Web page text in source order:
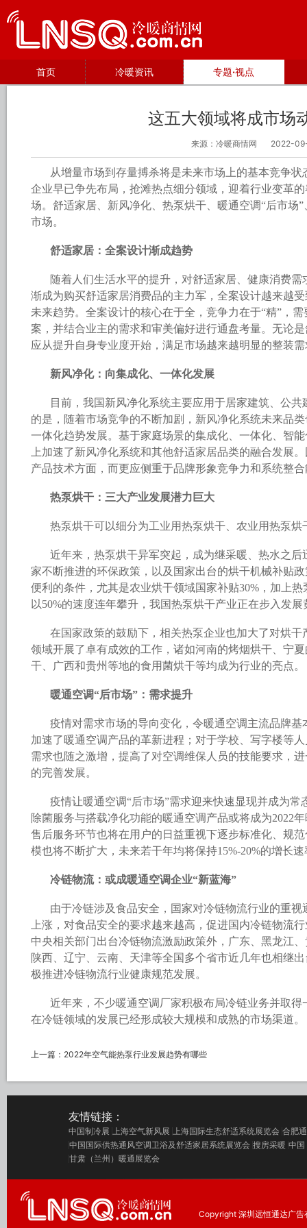
首页 冷暖资讯 专题·视点
这五大领域将成市场
来源：冷暖商情网 2022-
从增量市场到存量搏杀将是未来市场上的基本竞争
企业早已争先布局，抢滩热点细分领域，迎着行业变革
场。舒适家居、新风净化、热泵烘干、暖通空调“后市场
市场。
舒适家居：全案设计渐成趋势
随着人们生活水平的提升，对舒适家居、健康消费
渐成为购买舒适家居消费品的主力军，全案设计越来越
未来趋势。全案设计的核心在于全，竞争力在于“精”，
案，并结合业主的需求和审美偏好进行通盘考量。无论
应从提升自身专业度开始，满足市场越来越明显的整装
新风净化：向集成化、一体化发展
目前，我国新风净化系统主要应用于居家建筑、公
的是，随着市场竞争的不断加剧，新风净化系统未来品
一体化趋势发展。基于家庭场景的集成化、一体化、智
上加速了新风净化系统和其他舒适家居品类的融合发展
产品技术方面，而更应侧重于品牌形象竞争力和系统整
热泵烘干：三大产业发展潜力巨大
热泵烘干可以细分为工业用热泵烘干、农业用热泵烘
近年来，热泵烘干异军突起，成为继采暖、热水之
家不断推进的环保政策，以及国家出台的烘干机械补贴
便利的条件，尤其是农业烘干领域国家补贴30%，加上
以50%的速度连年攀升，我国热泵烘干产业正在步入发展
在国家政策的鼓励下，相关热泵企业也加大了对烘
领域开展了卓有成效的工作，诸如河南的烤烟烘干、宁
干、广西和贵州等地的食用菌烘干等均成为行业的亮点。
暖通空调“后市场”：需求提升
疫情对需求市场的导向变化，令暖通空调主流品牌
加速了暖通空调产品的革新进程；对于学校、写字楼等
需求也随之激增，提高了对空调维保人员的技能要求，
的完善发展。
疫情让暖通空调“后市场”需求迎来快速显现并成为
除菌服务与搭载净化功能的暖通空调产品或将成为2022
售后服务环节也将在用户的日益重视下逐步标准化、规
模也将不断扩大，未来若干年均将保持15%-20%的增长速
冷链物流：或成暖通空调企业“新蓝海”
由于冷链涉及食品安全，国家对冷链物流行业的重
上涨，对食品安全的要求越来越高，促进国内冷链物流
中央相关部门出台冷链物流激励政策外，广东、黑龙江
陕西、辽宁、云南、天津等全国多个省市近几年也相继
极推进冷链物流行业健康规范发展。
近年来，不少暖通空调厂家积极布局冷链业务并取
在冷链领域的发展已经形成较大规模和成熟的市场渠道。
上一篇： 2022年空气能热泵行业发展趋势有哪些
友情链接：
中国制冷展 上海空气新风展 上海国际生态舒适系统展览会 合肥
中国国际供热通风空调卫浴及舒适家居系统展览会 搜房采暖 中国
甘肃（兰州）暖通展览会
Copyright 深圳远恒通达广告